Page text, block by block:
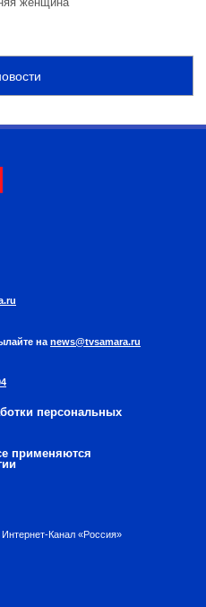
на news@tvsamara.ru
персональных
применяются
Канал «Россия»